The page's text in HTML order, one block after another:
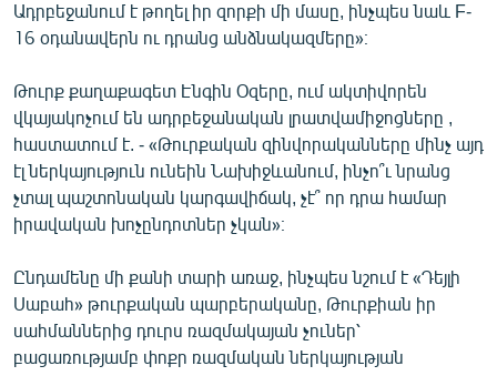
Ադրբեջանում է թողել իր զորքի մի մասը, ինչպես նաև F-
16 օդանավերն ու դրանց անձնակազմերը»։
Թուրք քաղաքագետ Էնգին Օզերը, ում ակտիվորեն
վկայակոչում են ադրբեջանական լրատվամիջոցները ,
հաստատում է. - «Թուրքական զինվորականները մինչ այդ
էլ ներկայություն ունեին Նախիջևանում, ինչո՞ւ նրանց
չտալ պաշտոնական կարգավիճակ, չէ՞ որ դրա համար
իրավական խոչընդոտներ չկան»։
Ընդամենը մի քանի տարի առաջ, ինչպես նշում է «Դեյլի
Սաբահ» թուրքական պարբերականը, Թուրքիան իր
սահմաններից դուրս ռազմակայան չուներ՝
բացառությամբ փոքր ռազմական ներկայության